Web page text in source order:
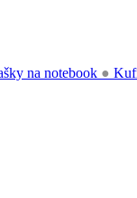
na notebook ●